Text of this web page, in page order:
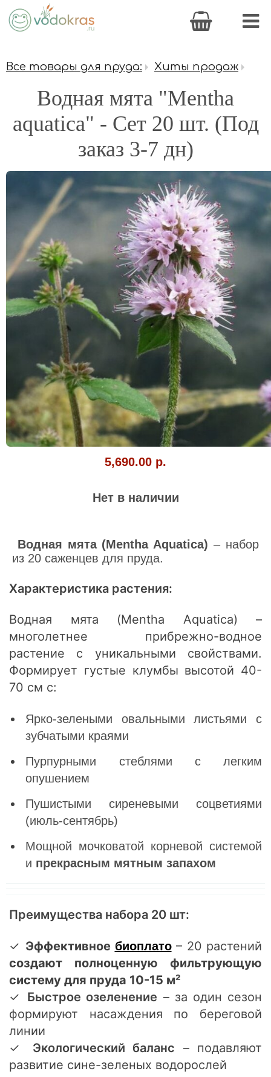
Все товары для пруда: Хиты продаж
Водная мята "Mentha
aquatica" - Сет 20 шт. (Под
заказ 3-7 дн)
5,690.00 р.
Нет в наличии
Водная мята (Mentha Aquatica) – набор
из 20 саженцев для пруда.
Характеристика растения:
Водная мята (Mentha Aquatica) –
многолетнее прибрежно-водное
растение с уникальными свойствами.
Формирует густые клумбы высотой 40-
70 см с:
Ярко-зелеными овальными листьями с
зубчатыми краями
Пурпурными стеблями с легким
опушением
Пушистыми сиреневыми соцветиями
(июль-сентябрь)
Мощной мочковатой корневой системой
и прекрасным мятным запахом
Преимущества набора 20 шт:
✓ Эффективное биоплато– 20 растений
создают полноценную фильтрующую
систему для пруда 10-15 м²
✓ Быстрое озеленение – за один сезон
формируют насаждения по береговой
линии
✓ Экологический баланс – подавляют
развитие сине-зеленых водорослей